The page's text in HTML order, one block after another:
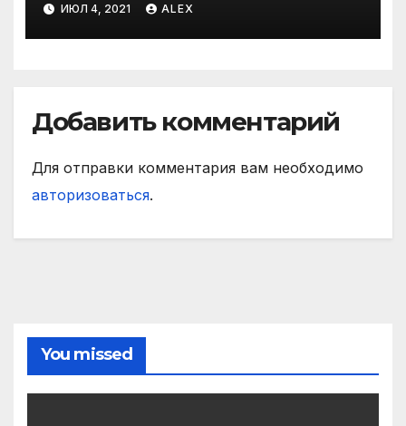
ИЮЛ 4, 2021 ALEX
Добавить комментарий
Для отправки комментария вам необходимо
авторизоваться.
You missed